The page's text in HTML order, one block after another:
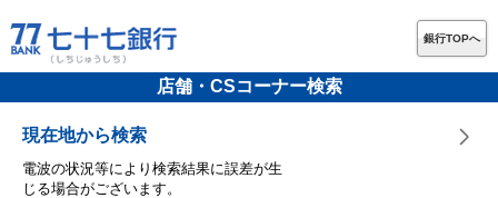
銀行TOPへ
店舗・CSコーナー検索
現在地から検索
電波の状況等により検索結果に誤差が生
じる場合がございます。